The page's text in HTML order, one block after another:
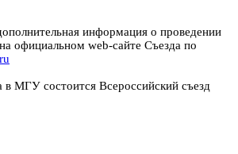
информация о проведении
официальном web-сайте Съезда по
в МГУ состоится Всероссийский съезд